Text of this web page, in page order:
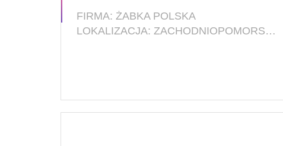
FIRMA: ŻABKA POLSKA
LOKALIZACJA: ZACHODNIOPOMORSKIE / ŚWINOUJŚCIE